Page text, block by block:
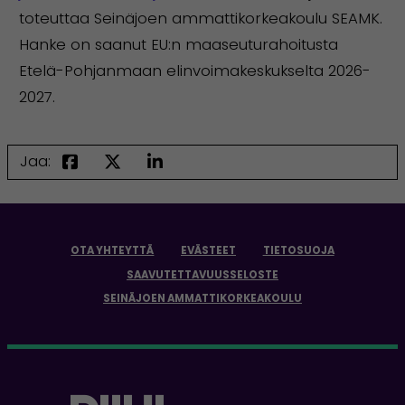
toteuttaa Seinäjoen ammattikorkeakoulu SEAMK.
Hanke on saanut EU:n maaseuturahoitusta
Etelä-Pohjanmaan elinvoimakeskukselta 2026-
2027.
Jaa:
OTA YHTEYTTÄ EVÄSTEET
TIETOSUOJA
SAAVUTETTAVUUSSELOSTE
SEINÄJOEN AMMATTIKORKEAKOULU